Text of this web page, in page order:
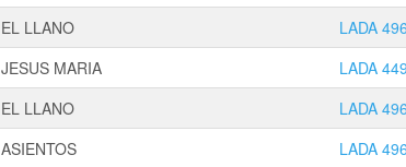
EL LLANO
LADA 496
JESUS MARIA
LADA 449
EL LLANO
LADA 496
ASIENTOS LADA 496